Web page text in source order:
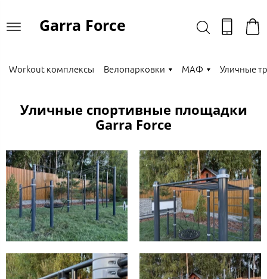
Garra Force
Workout комплексы Велопарковки МАФ Уличные
Уличные спортивные площадки
Garra Force